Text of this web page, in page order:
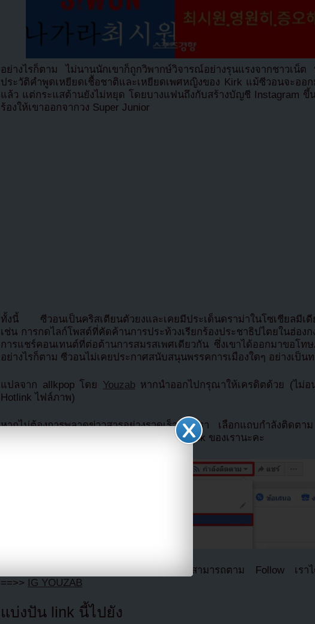
อย่างไรก็ตาม ไม่นานนักเขาก็ถูกวิพากษ์วิจารณ์อย่างรุนแรงจากชาวเน็ต
ประวัติคำพูดเหยียดเชื้อชาติและเหยียดเพศหญิงของ Kirk แม้ซีวอนจะออ
แล้ว แต่กระแสต้านยังไม่หยุด โดยบางแฟนถึงกับสร้างบัญชี Instagram ขึ้
ร้องให้เขาออกจากวง Super Junior
ทั้งนี้ ซีวอนเป็นคริสเตียนตัวยงและเคยมีประเด็นดราม่าในโซเชียลมีเดี
เช่น การกดไลก์โพสต์ที่คัดค้านการประท้วงเรียกร้องประชาธิปไตยในฮ่องก
การแชร์คอนเทนต์ที่ต่อต้านการสมรสเพศเดียวกัน ซึ่งเขาได้ออกมาขอโท
อย่างไรก็ตาม ซีวอนไม่เคยประกาศสนับสนุนพรรคการเมืองใดๆ อย่างเป็นท
แปลจาก allkpop โดย Youzabหากนำออกไปกรุณาให้เครดิตด้วย (ไม่อ
Hotlink ไฟล์ภาพ)
หากไม่ต้องการพลาดข่าวสารอย่างรวดเร็วจากเรา เลือกแถบกำลังติดตา
เลือกเห็นโพสต์ก่อนของเพจ Facebook ของเรานะคะ
ตอนนี้แฟนๆสามารถติดตามเราได้อีกช่องทางสามารถตาม Follow เรา
==>>
IG YOUZAB
แบ่งปัน link นี้ไปยัง